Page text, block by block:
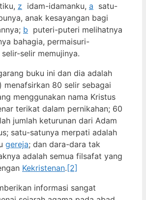
z idam-idamanku, a satu-
anak kesayangan bagi
b puteri-puteri melihatnya
bahagia, permaisuri-
selir memujinya.
buku ini dan dia adalah
menafsirkan 80 selir sebagai
menggunakan nama Kristus
terikat dalam pernikahan; 60
jumlah keturunan dari Adam
satu-satunya merpati adalah
gereja; dan dara-dara tak
adalah semua filsafat yang
Kekristenan.[2]
informasi sangat